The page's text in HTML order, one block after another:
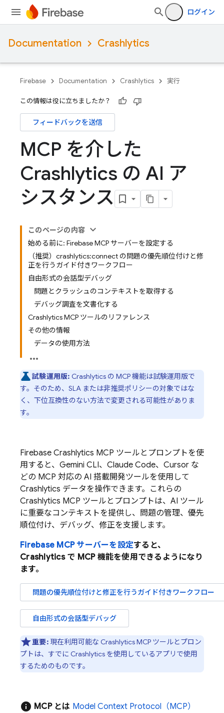
ログイン
Documentation Crashlytics
Firebase Documentation Crashlytics 実行
この情報は役に立ちましたか？
フィードバックを送信
MCP を介した
Crashlytics の AI ア
シスタンス
このページの内容
始める前に: Firebase MCP サーバーを設定する
（推奨）crashlytics:connect の問題の優先順位付けと修
正を行うガイド付きワークフロー
自由形式の会話型デバッグ
問題とクラッシュのコンテキストを取得する
デバッグ調査を文書化する
Crashlytics MCP ツールのリファレンス
その他の情報
データの使用方法
試験運用版: Crashlyticsの MCP 機能は試験運用版で
す。そのため、SLA または非推奨ポリシーの対象ではな
く、下位互換性のない方法で変更される可能性がありま
す。
Firebase Crashlytics MCP ツールとプロンプトを使
用すると、 Gemini CLI、Claude Code、Cursor な
どの MCP 対応の AI 搭載開発ツールを使用して
Crashlytics データを操作できます。これらの
Crashlytics MCP ツールとプロンプトは、AI ツール
に重要なコンテキストを提供し、問題の管理、優先
順位付け、デバッグ、修正を支援します。
Firebase MCP サーバーを設定すると、
Crashlyticsで MCP 機能を使用できるようになり
ます。
問題の優先順位付けと修正を行うガイド付きワークフロー
自由形式の会話型デバッグ
重要:現在利用可能な CrashlyticsMCP ツールとプロン
プトは、すでに Crashlytics を使用しているアプリで使用
するためのものです。
info MCP とは Model Context Protocol（MCP）